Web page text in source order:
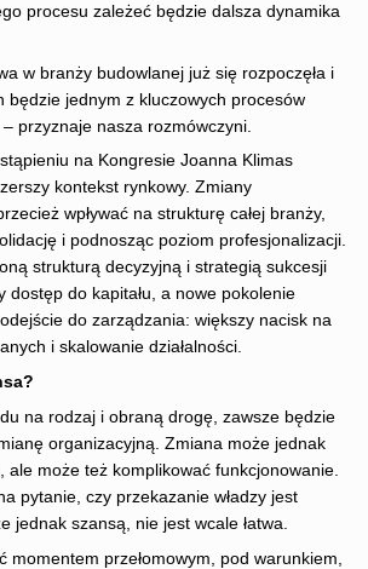
procesu zależeć będzie dalsza dynamika
w branży budowlanej już się rozpoczęła i
będzie jednym z kluczowych procesów
przyznaje nasza rozmówczyni.
na Kongresie Joanna Klimas
kontekst rynkowy. Zmiany
wpływać na strukturę całej branży,
i podnosząc poziom profesjonalizacji.
strukturą decyzyjną i strategią sukcesji
dostęp do kapitału, a nowe pokolenie
do zarządzania: większy nacisk na
i skalowanie działalności.
na rodzaj i obraną drogę, zawsze będzie
organizacyjną. Zmiana może jednak
ale może też komplikować funkcjonowanie.
pytanie, czy przekazanie władzy jest
jednak szansą, nie jest wcale łatwa.
momentem przełomowym, pod warunkiem,